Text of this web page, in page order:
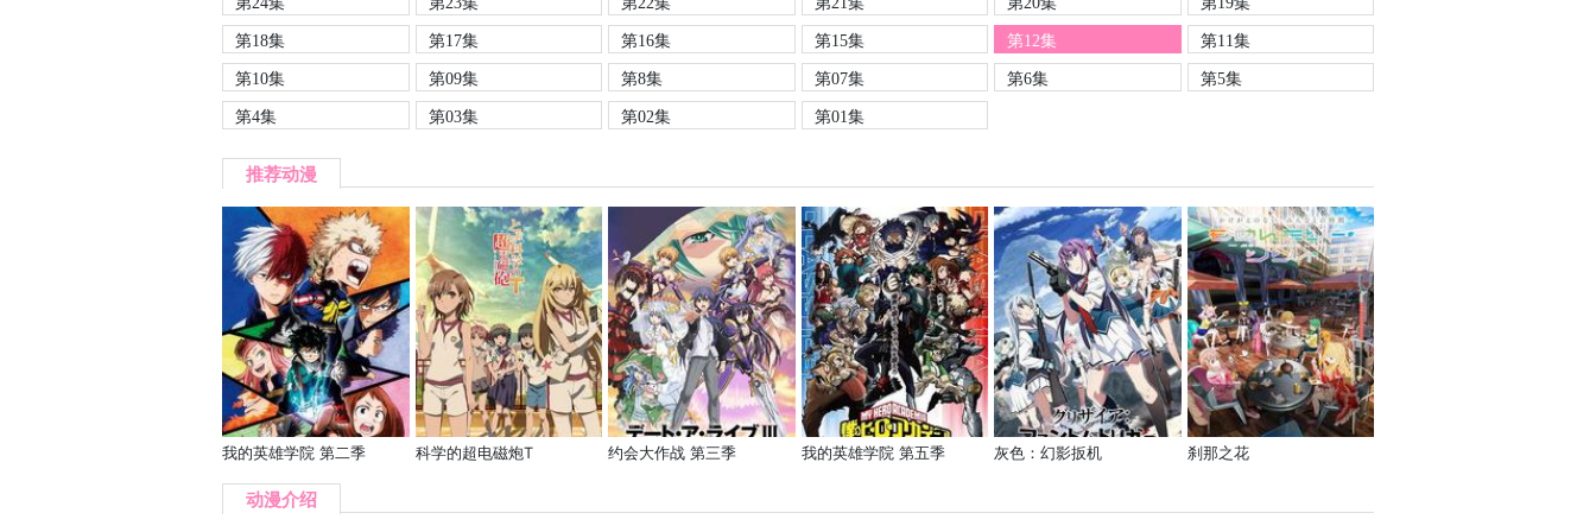
第18集
第17集 第16集 第15集 第12集
第11集
第10集
第09集 第8集 第07集 第6集
第5集
第4集
第03集 第02集 第01集
推荐动漫
我的英雄学院 第二季 科学的超电磁炮T 约会大作战 第三季 我的英雄学院 第五季 灰色：幻影扳机 刹那之花
动漫介绍